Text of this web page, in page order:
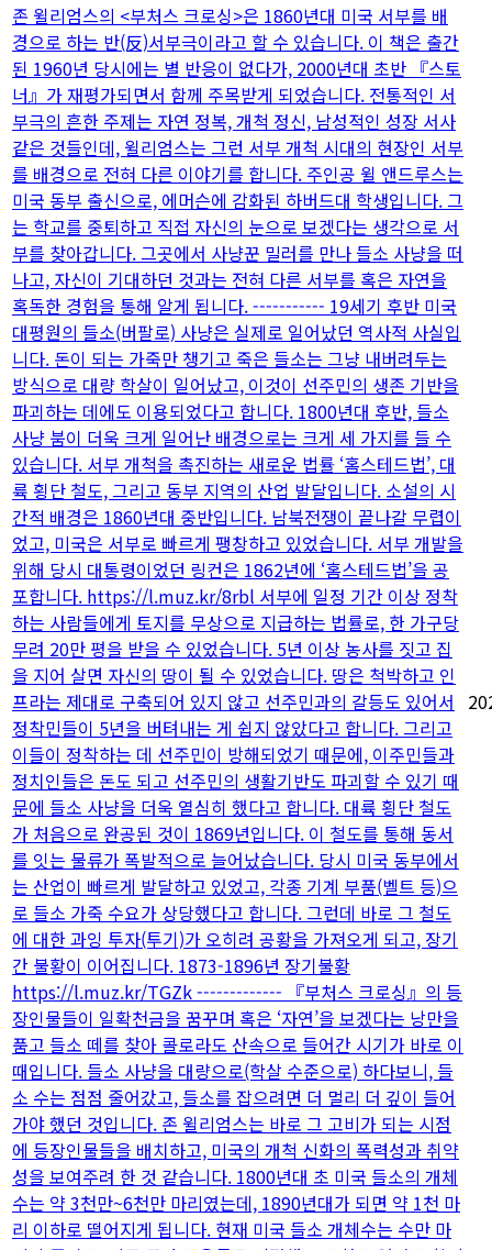
존 윌리엄스의 <부처스 크로싱>은 1860년대 미국 서부를 배
경으로 하는 반(反)서부극이라고 할 수 있습니다. 이 책은 출간
된 1960년 당시에는 별 반응이 없다가, 2000년대 초반 『스토
너』가 재평가되면서 함께 주목받게 되었습니다. 전통적인 서
부극의 흔한 주제는 자연 정복, 개척 정신, 남성적인 성장 서사
같은 것들인데, 윌리엄스는 그런 서부 개척 시대의 현장인 서부
를 배경으로 전혀 다른 이야기를 합니다. 주인공 윌 앤드루스는
미국 동부 출신으로, 에머슨에 감화된 하버드대 학생입니다. 그
는 학교를 중퇴하고 직접 자신의 눈으로 보겠다는 생각으로 서
부를 찾아갑니다. 그곳에서 사냥꾼 밀러를 만나 들소 사냥을 떠
나고, 자신이 기대하던 것과는 전혀 다른 서부를 혹은 자연을
혹독한 경험을 통해 알게 됩니다. ----------- 19세기 후반 미국
대평원의 들소(버팔로) 사냥은 실제로 일어났던 역사적 사실입
니다. 돈이 되는 가죽만 챙기고 죽은 들소는 그냥 내버려두는
방식으로 대량 학살이 일어났고, 이것이 선주민의 생존 기반을
파괴하는 데에도 이용되었다고 합니다. 1800년대 후반, 들소
사냥 붐이 더욱 크게 일어난 배경으로는 크게 세 가지를 들 수
있습니다. 서부 개척을 촉진하는 새로운 법률 ‘홈스테드법’, 대
륙 횡단 철도, 그리고 동부 지역의 산업 발달입니다. 소설의 시
간적 배경은 1860년대 중반입니다. 남북전쟁이 끝나갈 무렵이
었고, 미국은 서부로 빠르게 팽창하고 있었습니다. 서부 개발을
위해 당시 대통령이었던 링컨은 1862년에 ‘홈스테드법’을 공
포합니다. https://l.muz.kr/8rbl 서부에 일정 기간 이상 정착
하는 사람들에게 토지를 무상으로 지급하는 법률로, 한 가구당
무려 20만 평을 받을 수 있었습니다. 5년 이상 농사를 짓고 집
을 지어 살면 자신의 땅이 될 수 있었습니다. 땅은 척박하고 인
프라는 제대로 구축되어 있지 않고 선주민과의 갈등도 있어서
정착민들이 5년을 버텨내는 게 쉽지 않았다고 합니다. 그리고
이들이 정착하는 데 선주민이 방해되었기 때문에, 이주민들과
정치인들은 돈도 되고 선주민의 생활기반도 파괴할 수 있기 때
문에 들소 사냥을 더욱 열심히 했다고 합니다. 대륙 횡단 철도
가 처음으로 완공된 것이 1869년입니다. 이 철도를 통해 동서
를 잇는 물류가 폭발적으로 늘어났습니다. 당시 미국 동부에서
는 산업이 빠르게 발달하고 있었고, 각종 기계 부품(벨트 등)으
로 들소 가죽 수요가 상당했다고 합니다. 그런데 바로 그 철도
에 대한 과잉 투자(투기)가 오히려 공황을 가져오게 되고, 장기
간 불황이 이어집니다. 1873-1896년 장기불황
https://l.muz.kr/TGZk ------------- 『부처스 크로싱』의 등
장인물들이 일확천금을 꿈꾸며 혹은 ‘자연’을 보겠다는 낭만을
품고 들소 떼를 찾아 콜로라도 산속으로 들어간 시기가 바로 이
때입니다. 들소 사냥을 대량으로(학살 수준으로) 하다보니, 들
소 수는 점점 줄어갔고, 들소를 잡으려면 더 멀리 더 깊이 들어
가야 했던 것입니다. 존 윌리엄스는 바로 그 고비가 되는 시점
에 등장인물들을 배치하고, 미국의 개척 신화의 폭력성과 취약
성을 보여주려 한 것 같습니다. 1800년대 초 미국 들소의 개체
수는 약 3천만~6천만 마리였는데, 1890년대가 되면 약 1천 마
리 이하로 떨어지게 됩니다. 현재 미국 들소 개체수는 수만 마